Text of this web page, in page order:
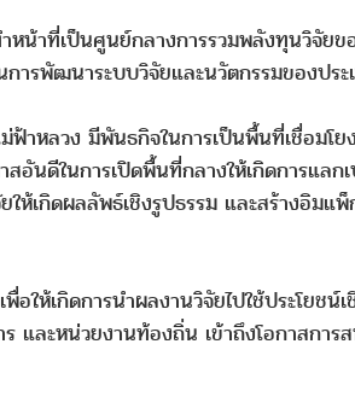
น้าที่เป็นศูนย์กลางการรวมพลังทุนวิจัยข
ารพัฒนาระบบวิจัยและนวัตกรรมของปร
วง มีพันธกิจในการเป็นพื้นที่เชื่อมโยง
ดีในการเปิดพื้นที่กลางให้เกิดการแลก
เกิดผลลัพธ์เชิงรูปธรรม และสร้างอิมแ
ห้เกิดการนำผลงานวิจัยไปใช้ประโยชน์
และหน่วยงานท้องถิ่น เข้าถึงโอกาสก